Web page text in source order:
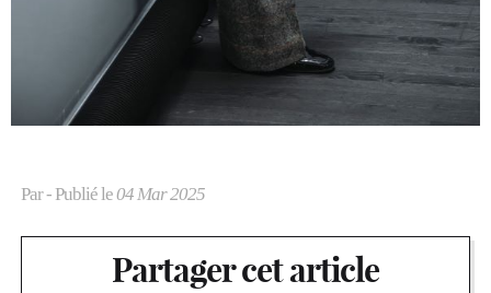
Par- Publié le04 Mar 2025
Partager cet article